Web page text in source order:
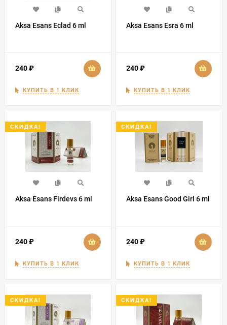
Aksa Esans Eclad 6 ml
240₽
КУПИТЬ В 1 КЛИК
Aksa Esans Esra 6 ml
240₽
КУПИТЬ В 1 КЛИК
СКИДКА!
Aksa Esans Firdevs 6 ml
240₽
КУПИТЬ В 1 КЛИК
СКИДКА!
Aksa Esans Good Girl 6 ml
240₽
КУПИТЬ В 1 КЛИК
СКИДКА! СКИДКА!